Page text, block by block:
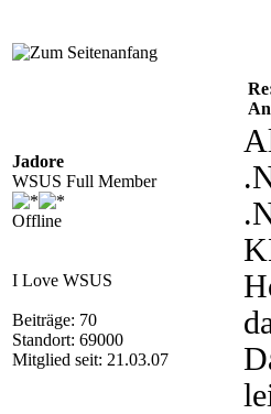
Jadore
WSUS Full Member
Offline
I Love WSUS
Beiträge: 70
Standort: 69000
Mitglied seit: 21.03.07